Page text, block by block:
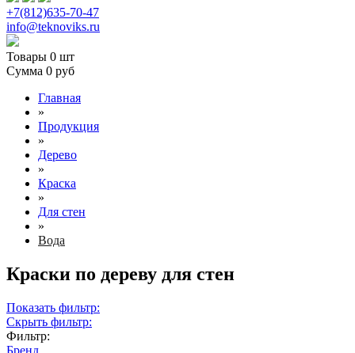
+7(812)635-70-47
info@teknoviks.ru
Товары 0 шт
Сумма 0 руб
Главная
»
Продукция
»
Дерево
»
Краска
»
Для стен
»
Вода
Краски по дереву для стен
Показать фильтр:
Скрыть фильтр:
Фильтр:
Бренд